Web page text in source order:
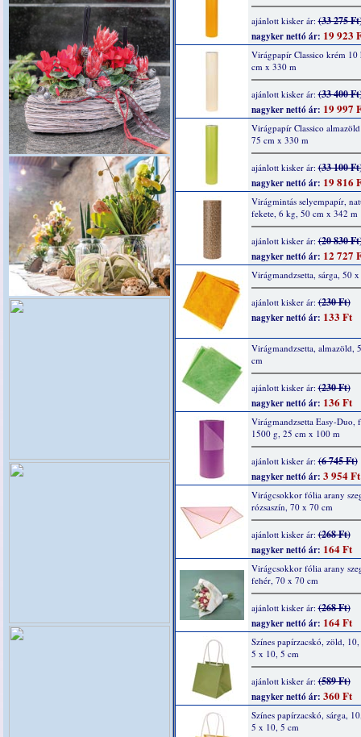
ajánlott kisker ár:(33 275
nagyker nettó ár: 19 923
Virágpapír Classico krém 10
cm x 330 m
ajánlott kisker ár:(33 400
nagyker nettó ár: 19 997
Virágpapír Classico
75 cm x 330 m
ajánlott kisker ár:(33 100
nagyker nettó ár: 19 816
Virágmintás selyempapír,
fekete, 6 kg, 50 cm x 342 m
ajánlott kisker ár:(20 830
nagyker nettó ár: 12 727
Virágmandzsetta, sárga, 50
ajánlott kisker ár:(230 Ft)
nagyker nettó ár: 133 Ft
Virágmandzsetta, almazöld,
cm
ajánlott kisker ár:(230 Ft)
nagyker nettó ár: 136 Ft
Virágmandzsetta Easy-Duo,
1500 g, 25 cm x 100 m
ajánlott kisker ár:(6 745 Ft)
nagyker nettó ár: 3 954 Ft
Virágcsokkor fólia arany
rózsaszín, 70 x 70 cm
ajánlott kisker ár:(268 Ft)
nagyker nettó ár: 164 Ft
Virágcsokkor fólia arany
fehér, 70 x 70 cm
ajánlott kisker ár:(268 Ft)
nagyker nettó ár: 164 Ft
Színes papírzacskó, zöld,
5 x 10, 5 cm
ajánlott kisker ár:(589 Ft)
nagyker nettó ár: 360 Ft
Színes papírzacskó, sárga,
5 x 10, 5 cm